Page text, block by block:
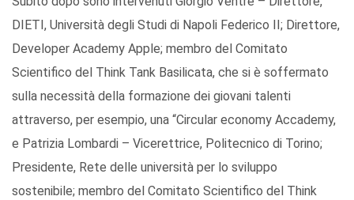
DIETI, Università degli Studi di Napoli Federico II; Direttore,
Developer Academy Apple; membro del Comitato
Scientifico del Think Tank Basilicata, che si è soffermato
sulla necessità della formazione dei giovani talenti
attraverso, per esempio, una “Circular economy Accademy,
e Patrizia Lombardi – Vicerettrice, Politecnico di Torino;
Presidente, Rete delle università per lo sviluppo
sostenibile; membro del Comitato Scientifico del Think